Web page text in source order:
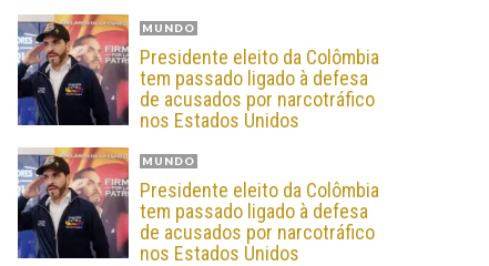
MUNDO
Presidente eleito da Colômbia
tem passado ligado à defesa
de acusados por narcotráfico
nos Estados Unidos
MUNDO
Presidente eleito da Colômbia
tem passado ligado à defesa
de acusados por narcotráfico
nos Estados Unidos